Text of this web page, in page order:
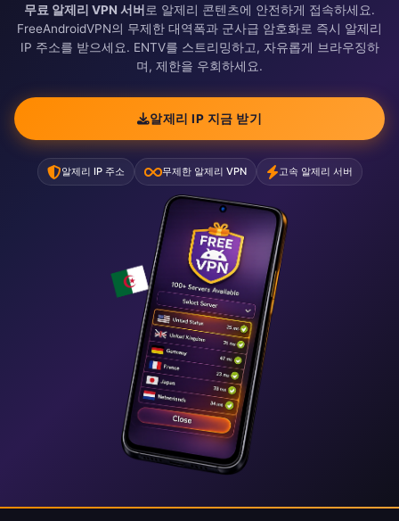
무료 알제리 VPN 서버 로 알제리 콘텐츠에 안전하게 접속하세요.
FreeAndroidVPN의 무제한 대역폭과 군사급 암호화로 즉시 알제리
IP 주소를 받으세요. ENTV를 스트리밍하고, 자유롭게 브라우징하
며, 제한을 우회하세요.
알제리 IP 지금 받기
알제리 IP 주소 무제한 알제리 VPN 고속 알제리 서버